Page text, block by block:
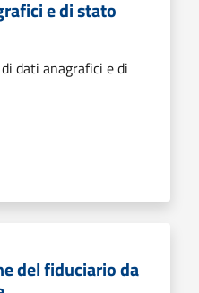
e di stato
dati anagrafici e di
del fiduciario da